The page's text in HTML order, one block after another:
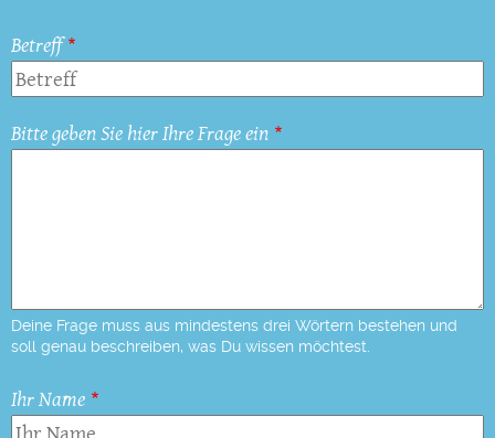
Betreff
Bitte geben Sie hier Ihre Frage ein
Deine Frage muss aus mindestens drei Wörtern bestehen und
soll genau beschreiben, was Du wissen möchtest.
Ihr Name